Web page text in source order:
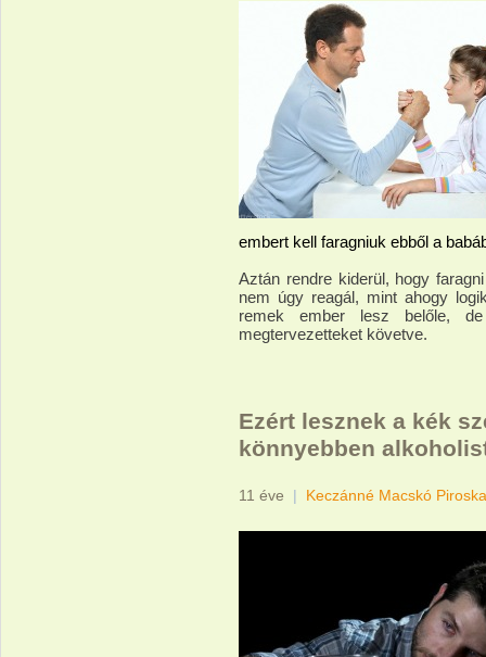
embert kell faragniuk ebből a
Aztán rendre kiderül, hogy
nem úgy reagál, mint ahogy
remek ember lesz belőle,
megtervezetteket követve.
Ezért lesznek a kék
könnyebben
11 éve | Keczánné Macskó Piroska